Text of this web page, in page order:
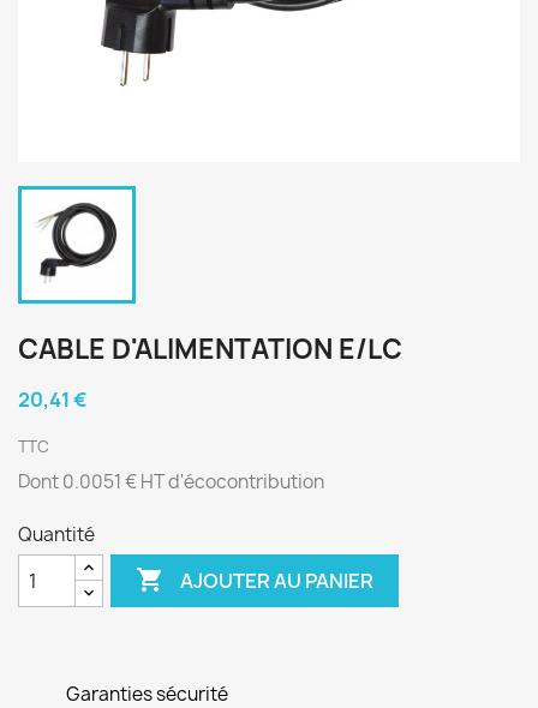
CABLE D'ALIMENTATION E/LC
20,41 €
TTC
Dont 0.0051 € HT d'écocontribution
Quantité
 AJOUTER AU PANIER
Garanties sécurité